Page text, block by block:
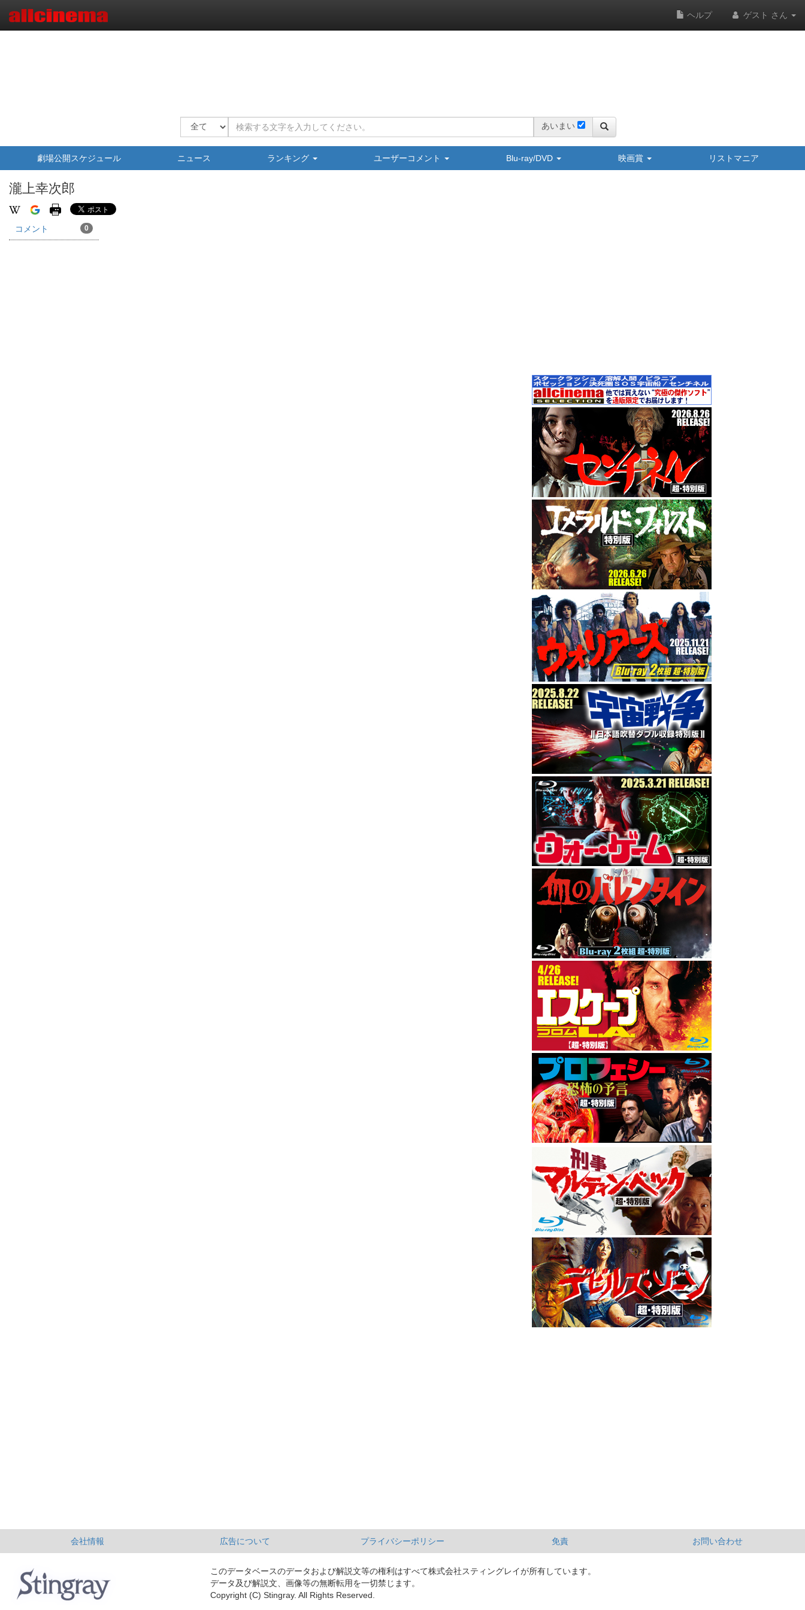
ヘルプ ゲスト さん
あいまい
劇場公開スケジュール ニュース ランキング ユーザーコメント Blu-ray/DVD 映画賞 リストマニア
瀧上幸次郎
コメント 0
会社情報 広告について プライバシーポリシー 免責 お問い合わせ
このデータベースのデータおよび解説文等の権利はすべて株式会社スティングレイが所有しています。
データ及び解説文、画像等の無断転用を一切禁じます。
Copyright (C) Stingray. All Rights Reserved.